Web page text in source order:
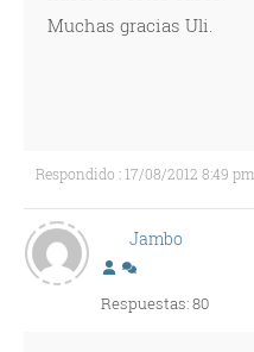
Muchas gracias Uli.
Respondido : 17/08/2012 8:49 pm
Jambo
Respuestas: 80